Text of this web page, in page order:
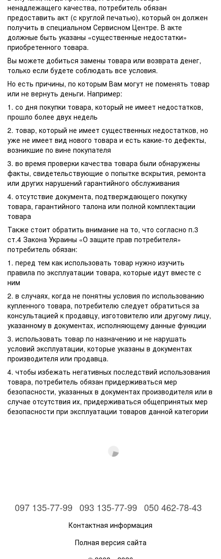
ненадлежащего качества, потребитель обязан
предоставить акт (с круглой печатью), который он должен
получить в специальном Сервисном Центре. В акте
должные быть указаны «существенные недостатки»
приобретенного товара.
Вы можете добиться замены товара или возврата денег,
только если будете соблюдать все условия.
Но есть причины, по которым Вам могут не поменять товар
или не вернуть деньги. Например:
1. со дня покупки товара, который не имеет недостатков,
прошло более двух недель
2. товар, который не имеет существенных недостатков, но
уже не имеет вид нового товара и есть какие-то дефекты,
возникшие по вине покупателя
3. во время проверки качества товара были обнаружены
факты, свидетельствующие о попытке вскрытия, ремонта
или других нарушений гарантийного обслуживания
4. отсутствие документа, подтверждающего покупку
товара, гарантийного талона или полной комплектации
товара
Также стоит обратить внимание на то, что согласно п.3
ст.4 Закона Украины «О защите прав потребителя»
потребитель обязан:
1. перед тем как использовать товар нужно изучить
правила по эксплуатации товара, которые идут вместе с
ним
2. в случаях, когда не понятны условия по использованию
купленного товара, потребителю следует обратиться за
консультацией к продавцу, изготовителю или другому лицу,
указанному в документах, исполняющему данные функции
3. использовать товар по назначению и не нарушать
условий эксплуатации, которые указаны в документах
производителя или продавца.
4. чтобы избежать негативных последствий использования
товара, потребитель обязан придерживаться мер
безопасности, указанных в документах производителя или в
случае отсутствия их, придерживаться общепринятых мер
безопасности при эксплуатации товаров данной категории
097 135-77-99 093 135-77-99 050 462-78-43
Контактная информация
Полная версия сайта